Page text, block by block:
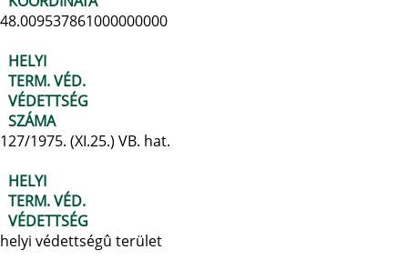
48.009537861000000000
HELYI
TERM. VÉD.
VÉDETTSÉG
SZÁMA
127/1975. (XI.25.) VB. hat.
HELYI
TERM. VÉD.
VÉDETTSÉG
helyi védettségû terület